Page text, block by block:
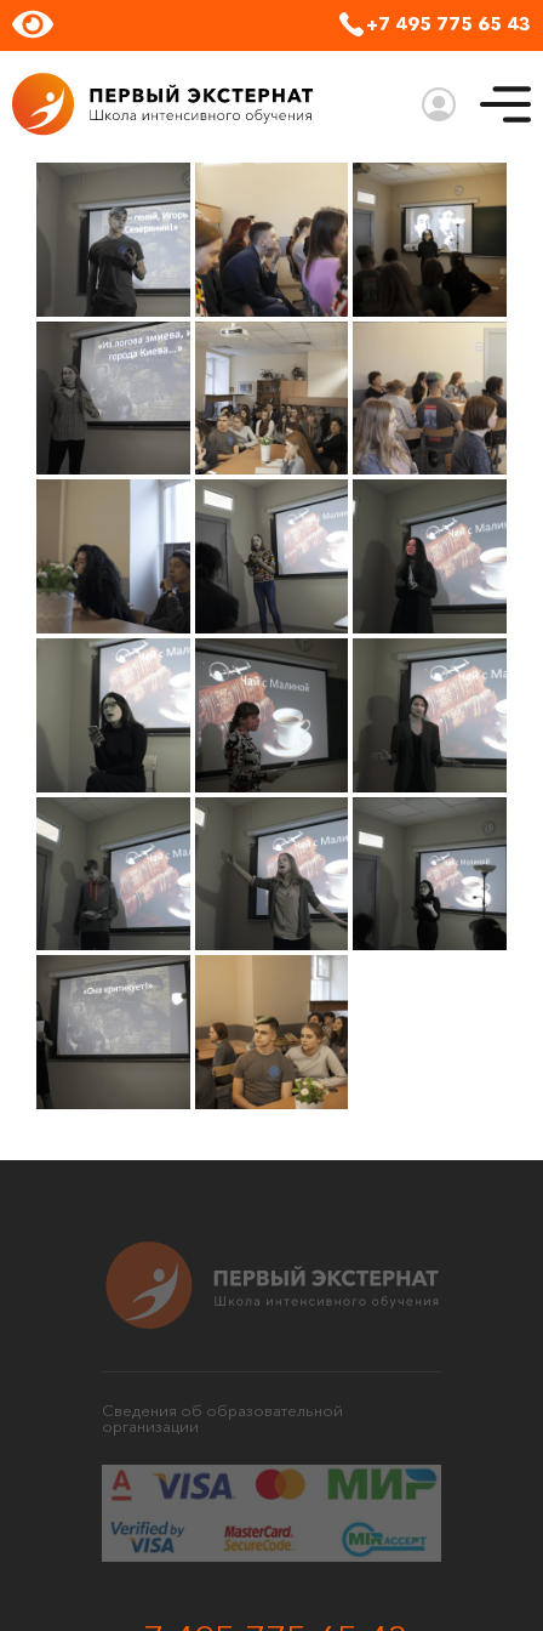
+7 495 775 65 43
закрыть
Сведения об образовательной
организации